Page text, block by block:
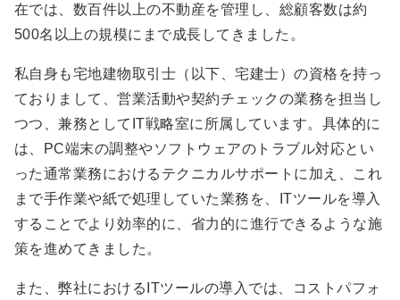
在では、数百件以上の不動産を管理し、総顧客数は約
500名以上の規模にまで成長してきました。
私自身も宅地建物取引士（以下、宅建士）の資格を持っ
ておりまして、営業活動や契約チェックの業務を担当し
つつ、兼務としてIT戦略室に所属しています。具体的に
は、PC端末の調整やソフトウェアのトラブル対応とい
った通常業務におけるテクニカルサポートに加え、これ
まで手作業や紙で処理していた業務を、ITツールを導入
することでより効率的に、省力的に進行できるような施
策を進めてきました。
また、弊社におけるITツールの導入では、コストパフォ